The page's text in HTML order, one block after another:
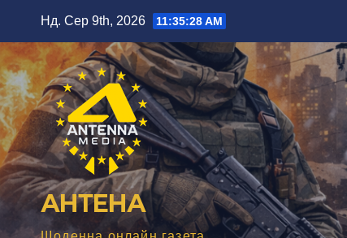
вмісту
Нд. Сер 9th, 2026 11:35:30 AM
АНТЕНА